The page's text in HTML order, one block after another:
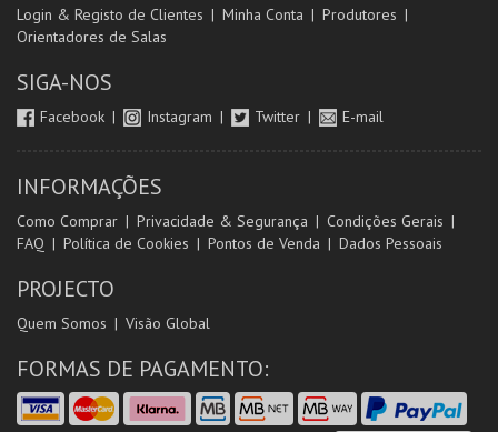
Login & Registo de Clientes Minha Conta
Produtores
Orientadores de Salas
SIGA-NOS
Facebook Instagram Twitter E-mail
INFORMAÇÕES
Como Comprar Privacidade & Segurança
Condições Gerais
FAQ
Política de Cookies Pontos de Venda Dados Pessoais
PROJECTO
Quem Somos Visão Global
FORMAS DE PAGAMENTO: